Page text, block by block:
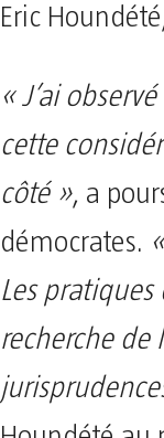
Eric
« J’ai
cette
côté », a
démocrates.
Les
recherche de